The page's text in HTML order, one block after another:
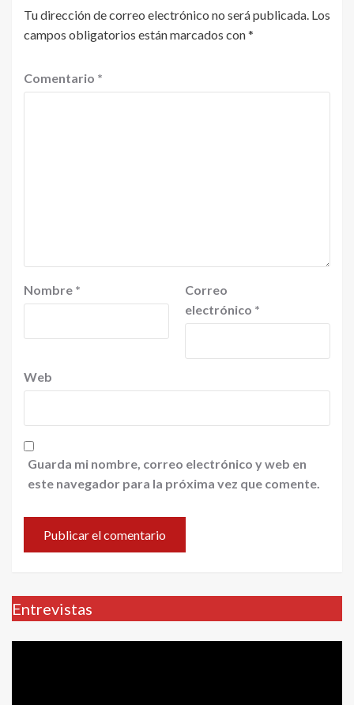
Tu dirección de correo electrónico no será publicada. Los
campos obligatorios están marcados con*
Comentario *
Nombre *
Correo
electrónico *
Web
Guarda mi nombre, correo electrónico y web en
este navegador para la próxima vez que comente.
Entrevistas